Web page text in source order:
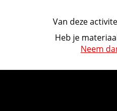
Van deze
Heb je
Neem